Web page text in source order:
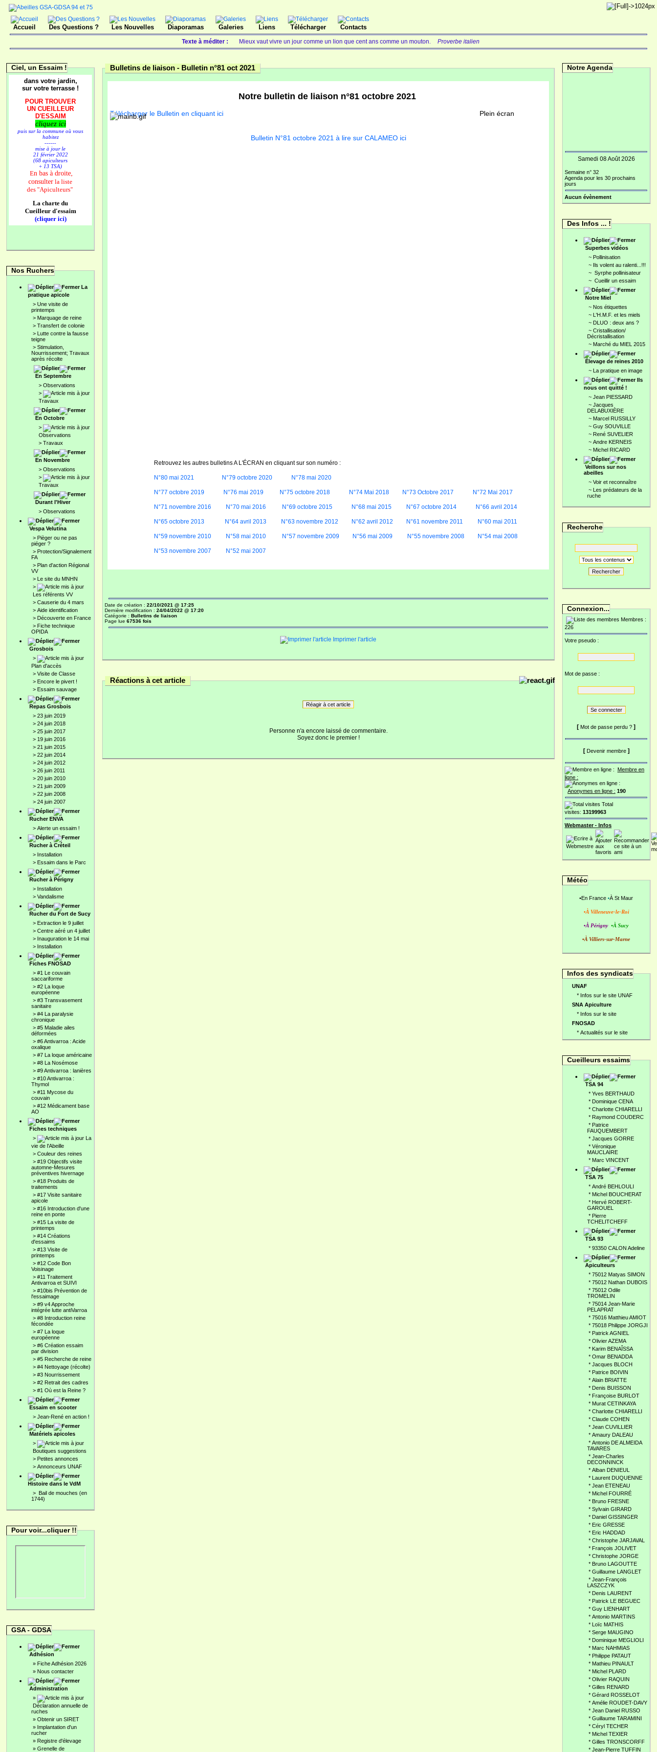
Accueil Des Questions ? Les Nouvelles Diaporamas Galeries Liens Télécharger Contacts
Texte à méditer : Mieux vaut vivre un jour comme un lion que cent ans comme un mouton. Proverbe italien
Ciel, un Essaim !
dans votre jardin,
sur votre terrasse !
POUR TROUVER
UN CUEILLEUR
D'ESSAIM
cliquez ici
puis sur la commune où vous
habitez
------
mise à jour le
21 février 2022
(68 apiculteurs
+ 13 TSA)
En bas à droite,
consulter la liste
des "Apiculteurs"
La charte du
Cueilleur d'essaim
(cliquer ici)
Nos Ruchers
La
pratique apicole
> Une visite de
printemps
> Marquage de reine
> Transfert de colonie
> Lutte contre la fausse
teigne
> Stimulation,
Nourrissement; Travaux
après récolte
En Septembre
> Observations
>
Travaux
En Octobre
>
Observations
> Travaux
En Novembre
> Observations
>
Travaux
Durant l'Hiver
> Observations
Vespa Velutina
> Pièger ou ne pas
piéger ?
> Protection/Signalement
FA
> Plan d'action Régional
VV
> Le site du MNHN
>
Les référents VV
> Causerie du 4 mars
> Aide identification
> Découverte en France
> Fiche technique
OPIDA
Grosbois
>
Plan d'accès
> Visite de Classe
> Encore le pivert !
> Essaim sauvage
Repas Grosbois
> 23 juin 2019
> 24 juin 2018
> 25 juin 2017
> 19 juin 2016
> 21 juin 2015
> 22 juin 2014
> 24 juin 2012
> 26 juin 2011
> 20 juin 2010
> 21 juin 2009
> 22 juin 2008
> 24 juin 2007
Rucher ENVA
> Alerte un essaim !
Rucher à Créteil
> Installation
> Essaim dans le Parc
Rucher à Périgny
> Installation
> Vandalisme
Rucher du Fort de Sucy
> Extraction le 9 juillet
> Centre aéré un 4 juillet
> Inauguration le 14 mai
> Installation
Fiches FNOSAD
> #1 Le couvain
saccariforme
> #2 La loque
européenne
> #3 Transvasement
sanitaire
> #4 La paralysie
chronique
> #5 Maladie ailes
déformées
> #6 Antivarroa : Acide
oxalique
> #7 La loque américaine
> #8 La Nosémose
> #9 Antivarroa : lanières
> #10 Antivarroa :
Thymol
> #11 Mycose du
couvain
> #12 Médicament base
AO
Fiches techniques
>
La
vie de l'Abeille
> Couleur des reines
> #19 Objectifs visite
automne-Mesures
préventives hivernage
> #18 Produits de
traitements
> #17 Visite sanitaire
apicole
> #16 Introduction d'une
reine en ponte
> #15 La visite de
printemps
> #14 Créations
d'essaims
> #13 Visite de
printemps
> #12 Code Bon
Voisinage
> #11 Traitement
Antivarroa et SUIVI
> #10bis Prévention de
l'essaimage
> #9 v4 Approche
intégrée lutte antiVarroa
> #8 Introduction reine
fécondée
> #7 La loque
européenne
> #6 Création essaim
par division
> #5 Recherche de reine
> #4 Nettoyage (récolte)
> #3 Nourrissement
> #2 Retrait des cadres
> #1 Où est la Reine ?
Essaim en scooter
> Jean-René en action !
Matériels apicoles
>
Boutiques suggestions
> Petites annonces
> Annonceurs UNAF
Histoire dans le VdM
> Bail de mouches (en
1744)
Pour voir...cliquer !!
GSA - GDSA
Adhésion
» Fiche Adhésion 2026
» Nous contacter
Administration
»
Déclaration annuelle de
ruches
» Obtenir un SIRET
» Implantation d'un
rucher
» Registre d'élevage
» Grenelle de
Bulletins de liaison - Bulletin n°81 oct 2021
Notre bulletin de liaison n°81 octobre 2021
Télécharger le Bulletin en cliquant ici Plein écran
Bulletin N°81 octobre 2021 à lire sur CALAMEO ici
Retrouvez les autres bulletins A L'ÉCRAN en cliquant sur son numéro :
N°80 mai 2021 N°79 octobre 2020 N°78 mai 2020
N°77 octobre 2019 N°76 mai 2019 N°75 octobre 2018 N°74 Mai 2018 N°73 Octobre 2017 N°72 Mai 2017
N°71 novembre 2016 N°70 mai 2016 N°69 octobre 2015 N°68 mai 2015 N°67 octobre 2014 N°66 avril 2014
N°65 octobre 2013 N°64 avril 2013 N°63 novembre 2012 N°62 avril 2012 N°61 novembre 2011 N°60 mai 2011
N°59 novembre 2010 N°58 mai 2010 N°57 novembre 2009 N°56 mai 2009 N°55 novembre 2008 N°54 mai 2008
N°53 novembre 2007 N°52 mai 2007
Date de création : 22/10/2021 @ 17:25
Dernière modification : 24/04/2022 @ 17:20
Catégorie : Bulletins de liaison
Page lue 67536 fois
Imprimer l'article
Réactions à cet article
Réagir à cet article
Personne n'a encore laissé de commentaire.
Soyez donc le premier !
Notre Agenda
Samedi 08 Août 2026
Semaine n° 32
Agenda pour les 30 prochains
jours
Aucun évènement
Des Infos ... !
Superbes vidéos
~ Pollinisation
~ Ils volent au ralenti...!!!
~ Syrphe pollinisateur
~ Cueillir un essaim
Notre Miel
~ Nos étiquettes
~ L'H.M.F. et les miels
~ DLUO : deux ans ?
~ Cristallisation/
Décristallisation
~ Marché du MIEL 2015
Élevage de reines 2010
~ La pratique en image
Ils
nous ont quitté !
~ Jean PIESSARD
~ Jacques
DELABUXIÈRE
~ Marcel RUSSILLY
~ Guy SOUVILLE
~ René SUVELIER
~ Andre KERNEIS
~ Michel RICARD
Veillons sur nos
abeilles
~ Voir et reconnaître
~ Les prédateurs de la
ruche
Recherche
Rechercher
Connexion...
Membres :
226
Votre pseudo :
Mot de passe :
[ Mot de passe perdu ? ]
[ Devenir membre]
Membre en
ligne :
Anonymes en ligne : 190
Total
visites: 13199963
Webmaster - Infos
Météo
•En France •À St Maur
•À Villeneuve-le-Roi
•À Périgny •À Sucy
•À Villiers-sur-Marne
Infos des syndicats
UNAF
* Infos sur le site UNAF
SNA Apiculture
* Infos sur le site
FNOSAD
* Actualités sur le site
Cueilleurs essaims
TSA 94
* Yves BERTHAUD
* Dominique CENA
* Charlotte CHIARELLI
* Raymond COUDERC
* Patrice
FAUQUEMBERT
* Jacques GORRE
* Véronique
MAUCLAIRE
* Marc VINCENT
TSA 75
* André BEHLOULI
* Michel BOUCHERAT
* Hervé ROBERT-
GAROUEL
* Pierre
TCHELITCHEFF
TSA 93
* 93350 CALON Adeline
Apiculteurs
* 75012 Matyas SIMON
* 75012 Nathan DUBOIS
* 75012 Odile
TROMELIN
* 75014 Jean-Marie
PELAPRAT
* 75016 Matthieu AMIOT
* 75018 Philippe JORGJI
* Patrick AGNIEL
* Olivier AZEMA
* Karim BENAÎSSA
* Omar BENADDA
* Jacques BLOCH
* Patrice BOIVIN
* Alain BRIATTE
* Denis BUISSON
* Françoise BURLOT
* Murat CETINKAYA
* Charlotte CHIARELLI
* Claude COHEN
* Jean CUVILLIER
* Amaury DALEAU
* Antonio DE ALMEIDA
TAVARES
* Jean-Charles
DECONNINCK
* Alban DENIEUL
* Laurent DUQUENNE
* Jean ETENEAU
* Michel FOURRÉ
* Bruno FRESNE
* Sylvain GIRARD
* Daniel GISSINGER
* Eric GRESSE
* Eric HADDAD
* Christophe JARJAVAL
* François JOLIVET
* Christophe JORGE
* Bruno LAGOUTTE
* Guillaume LANGLET
* Jean-François
LASZCZYK
* Denis LAURENT
* Patrick LE BEGUEC
* Guy LIENHART
* Antonio MARTINS
* Loïc MATHIS
* Serge MAUGINO
* Dominique MEGLIOLI
* Marc NAHMIAS
* Philippe PATAUT
* Mathieu PINAULT
* Michel PLARD
* Olivier RAQUIN
* Gilles RENARD
* Gérard ROSSELOT
* Amélie ROUDET-DAVY
* Jean Daniel RUSSO
* Guillaume TARAMINI
* Céryl TECHER
* Michel TEXIER
* Gilles TRONSCORFF
* Jean-Pierre TUFFIN